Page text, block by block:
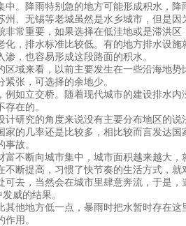
降雨特别急的地方可能形成积水，降
无锡等老城虽然是水乡城市，但是因
常重要，如果选择在低洼地或是滞洪区
排水标准比较低。有的地方排水设施
，也容易形成这段路面的积水。
来看，以前主要发生在一些沿海地势
张，可选择的余地少。
立交桥。随着现代城市的建设排水内
在的。
究的角度来说没有主要分布地区的说
几率还是比较多，相比较而言发达国
故。
断向城市集中，城市面积越来越大，
提高，习惯了快节奏的生活方式，就
，当然会在城市里肆意奔流，于是，
威的结果。
地方低一点，暴雨时把水暂时存在这
用。